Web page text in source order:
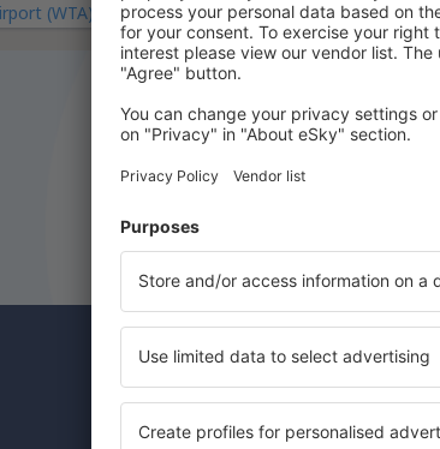
(WTA)
Abonnees van